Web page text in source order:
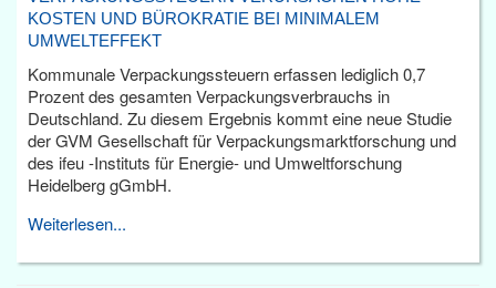
KOSTEN UND BÜROKRATIE BEI MINIMALEM
UMWELTEFFEKT
Kommunale Verpackungssteuern erfassen lediglich 0,7
Prozent des gesamten Verpackungsverbrauchs in
Deutschland. Zu diesem Ergebnis kommt eine neue Studie
der GVM Gesellschaft für Verpackungsmarktforschung und
des ifeu -Instituts für Energie- und Umweltforschung
Heidelberg gGmbH.
Weiterlesen...